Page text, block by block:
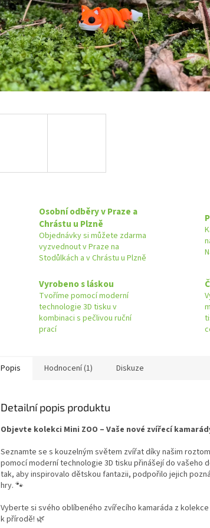
Osobní odběry v Praze a
Chrástu u Plzně
Objednávky si můžete zdarma
vyzvednout v Praze na
Stodůlkách a v Chrástu u Plzně
Vyrobeno s láskou
Tvoříme pomocí moderní
technologie 3D tisku v
kombinaci s pečlivou ruční
prací
Popis Hodnocení (1) Diskuze
Detailní popis produktu
Objevte kolekci Mini ZOO – Vaše nové zvířecí
Seznamte se s kouzelným světem zvířat díky našim
pomocí moderní technologie 3D tisku přinášejí do vašeho
tak, aby inspirovalo dětskou fantazii, podpořilo jejich
hry. 🐾
Vyberte si svého oblíbeného zvířecího kamaráda z
k přírodě! 🌿